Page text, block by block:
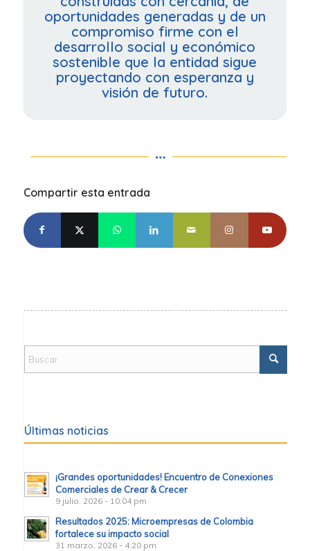
oportunidades generadas y de un
compromiso firme con el
desarrollo social y económico
sostenible que la entidad sigue
proyectando con esperanza y
visión de futuro.
Compartir esta entrada
Últimas noticias
¡Grandes oportunidades! Encuentro de Conexiones
Comerciales de Crear & Crecer
9 julio, 2026 - 10:04 pm
Resultados 2025: Microempresas de Colombia
fortalece su impacto social
31 marzo, 2026 - 4:20 pm